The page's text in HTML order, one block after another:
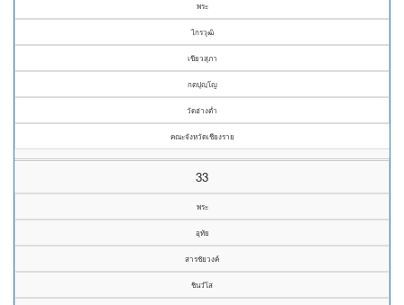
พระ
ไกรวุฒิ
เขียวสุภา
กตปุญฺโญ
วัดฮ่างต่ำ
คณะจังหวัดเชียงราย
33
พระ
อุทัย
สารชัยวงค์
ชินวํโส